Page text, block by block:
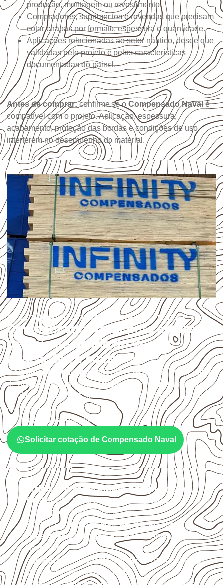
produção, montagem ou revestimento.
Compradores, suprimentos e revendas que precisam
cotar chapas por formato, espessura e quantidade.
Aplicações relacionadas ao setor náutico, desde que
validadas pelo projeto e pelas características
documentadas do painel.
Antes de comprar:confirme se o Compensado Navalé
compatível com o projeto. Aplicação, espessura,
acabamento, proteção das bordas e condições de uso
interferem no desempenho do material.
APLICAÇÕES DO COMPENSADO NAVAL
Compensado Naval para empresas
de Caiçara do Rio do Vento:
aplicações e cuidados
OCompensado Navalpode ser considerado em projetos
demarcenaria, indústria, transporte e revestimento
sujeitos à umidade. A escolha deve considerar a aplicação,
a espessura, o acabamento e as características
documentadas do painel.
Solicitar cotação de Compensado Naval
Cuidados antes e depois da aplicação
Confirme se a espessura e o formatosão
compatíveis com o projeto.
Organize o plano de corte de acordo com as
dimensões disponíveis e o aproveitamento
necessário.
Considere acabamento e proteção das bordas após
qualquer corte ou usinagem.